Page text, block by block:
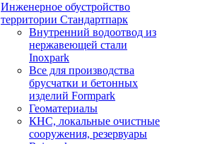
Инженерное обустройство
территории Стандартпарк
Внутренний водоотвод из
нержавеющей стали
Inoxpark
Все для производства
брусчатки и бетонных
изделий Formpark
Геоматериалы
КНС, локальные очистные
сооружения, резервуары